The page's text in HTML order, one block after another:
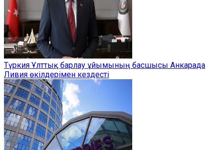
Түркия Ұлттық барлау ұйымының басшысы Анкарада
Ливия өкілдерімен кездесті